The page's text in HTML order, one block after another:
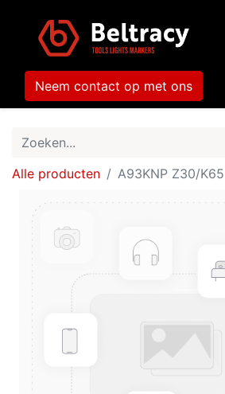
Neem contact op met ons
Alle producten A93KNP Z30/